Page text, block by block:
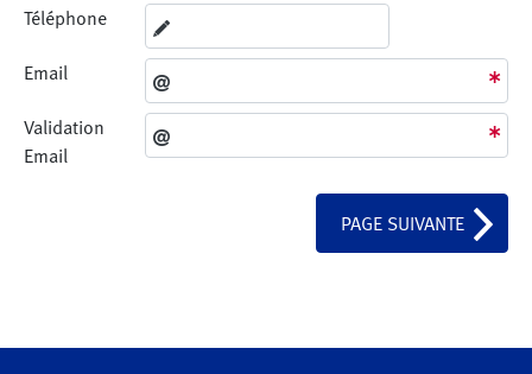
Téléphone
Email
Validation
Email
PAGE SUIVANTE